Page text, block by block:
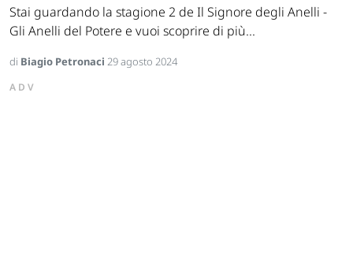
Stai guardando la stagione 2 de Il Signore degli Anelli -
Gli Anelli del Potere e vuoi scoprire di più...
di Biagio Petronaci 29 agosto 2024
ADV